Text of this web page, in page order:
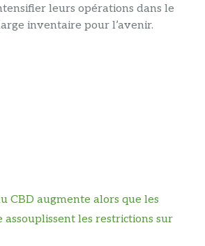
leurs opérations dans le
inventaire pour l’avenir.
CBD augmente alors que les
assouplissent les restrictions sur